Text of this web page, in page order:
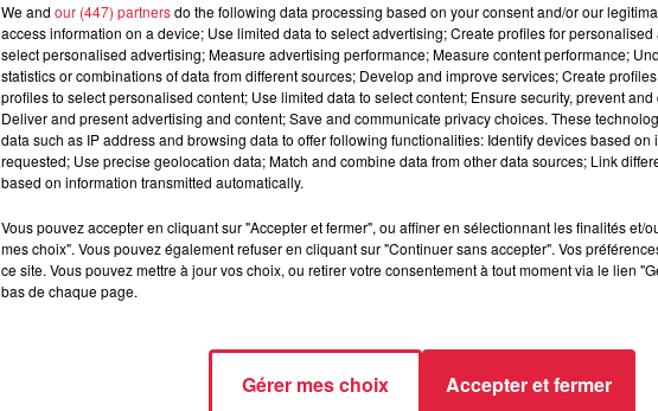
Horoscope du jeudi 6 août 2026
Horoscope du jeudi 6 août 2026
We and our (447) partnersdo the following data processing based on your consent and/or our
access information on a device; Use limited data to select advertising; Create profiles for
select personalised advertising; Measure advertising performance; Measure content performance;
statistics or combinations of data from different sources; Develop and improve services; Create
profiles to select personalised content; Use limited data to select content; Ensure security, prevent
Deliver and present advertising and content; Save and communicate privacy choices. These
data such as IP address and browsing data to offer following functionalities: Identify devices based on
requested; Use precise geolocation data; Match and combine data from other data sources; Link
based on information transmitted automatically.
Vous pouvez accepter en cliquant sur "Accepter et fermer", ou affiner en sélectionnant les finalités et/
mes choix". Vous pouvez également refuser en cliquant sur "Continuer sans accepter". Vos
ce site. Vous pouvez mettre à jour vos choix, ou retirer votre consentement à tout moment via le lien
bas de chaque page.
Gérer mes choix Accepter et fermer